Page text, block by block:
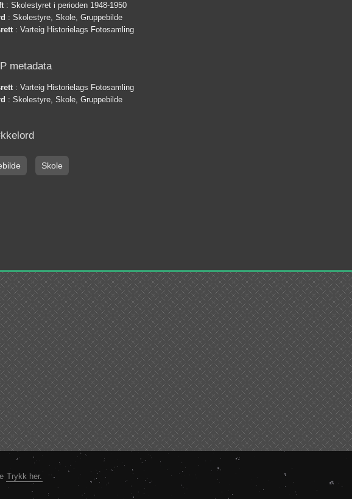
: Skolestyret i perioden 1948-1950
: Skolestyre, Skole, Gruppebilde
: Varteig Historielags Fotosamling
metadata
: Varteig Historielags Fotosamling
: Skolestyre, Skole, Gruppebilde
Skole
Trykk her.